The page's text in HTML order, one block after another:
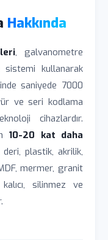
Hakkında
, galvanometre
sistemi kullanarak
saniyede 7000
ve seri kodlama
cihazlardır.
10-20 kat daha
deri, plastik, akrilik,
mermer, granit
silinmez ve